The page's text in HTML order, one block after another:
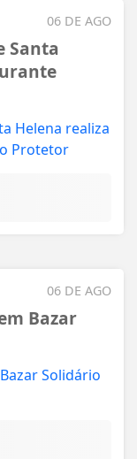
06 DE AGO
Santa
06 DE AGO
Bazar